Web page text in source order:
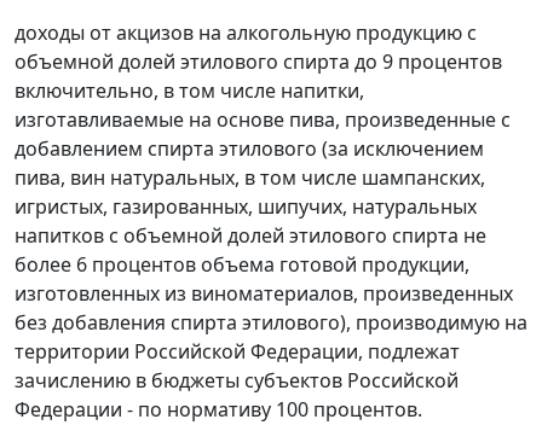
доходы от акцизов на алкогольную продукцию с
объемной долей этилового спирта до 9 процентов
включительно, в том числе напитки,
изготавливаемые на основе пива, произведенные с
добавлением спирта этилового (за исключением
пива, вин натуральных, в том числе шампанских,
игристых, газированных, шипучих, натуральных
напитков с объемной долей этилового спирта не
более 6 процентов объема готовой продукции,
изготовленных из виноматериалов, произведенных
без добавления спирта этилового), производимую на
территории Российской Федерации, подлежат
зачислению в бюджеты субъектов Российской
Федерации - по нормативу 100 процентов.